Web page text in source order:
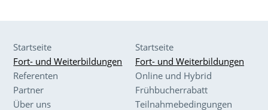
Startseite
Fort- und Weiterbildungen
Referenten
Partner
Über uns
Startseite
Fort- und Weiterbildungen
Online und Hybrid
Frühbucherrabatt
Teilnahmebedingungen